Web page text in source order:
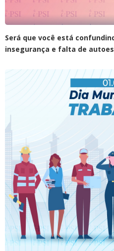
Será que você está
insegurança e falta de